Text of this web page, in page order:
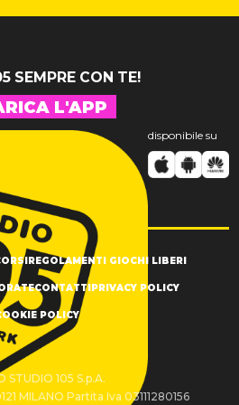
SEMPRE CON TE!
L'APP
disponibile su
REGOLAMENTI GIOCHI LIBERI
CONTATTIPRIVACY POLICY
POLICY
STUDIO 105 S.p.A.
MILANO Partita Iva 03111280156